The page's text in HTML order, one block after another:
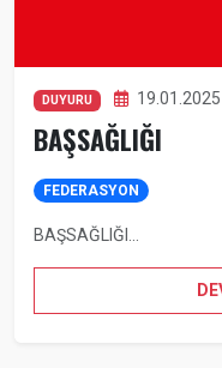
DUYURU 19.01.2025
BAŞSAĞLIĞI
FEDERASYON
BAŞSAĞLIĞI...